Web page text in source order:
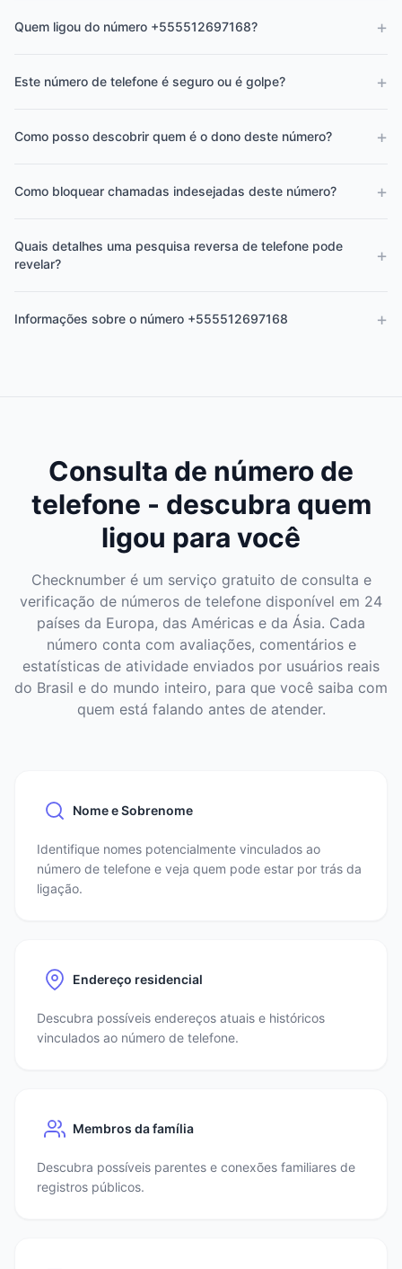
Quem ligou do número +555512697168? +
Este número de telefone é seguro ou é golpe? +
Como posso descobrir quem é o dono deste número? +
Como bloquear chamadas indesejadas deste número? +
Quais detalhes uma pesquisa reversa de telefone pode
revelar?
+
Informações sobre o número +555512697168 +
Consulta de número de
telefone - descubra quem
ligou para você
Checknumber é um serviço gratuito de consulta e
verificação de números de telefone disponível em 24
países da Europa, das Américas e da Ásia. Cada
número conta com avaliações, comentários e
estatísticas de atividade enviados por usuários reais
do Brasil e do mundo inteiro, para que você saiba com
quem está falando antes de atender.
Nome e Sobrenome
Identifique nomes potencialmente vinculados ao
número de telefone e veja quem pode estar por trás da
ligação.
Endereço residencial
Descubra possíveis endereços atuais e históricos
vinculados ao número de telefone.
Membros da família
Descubra possíveis parentes e conexões familiares de
registros públicos.